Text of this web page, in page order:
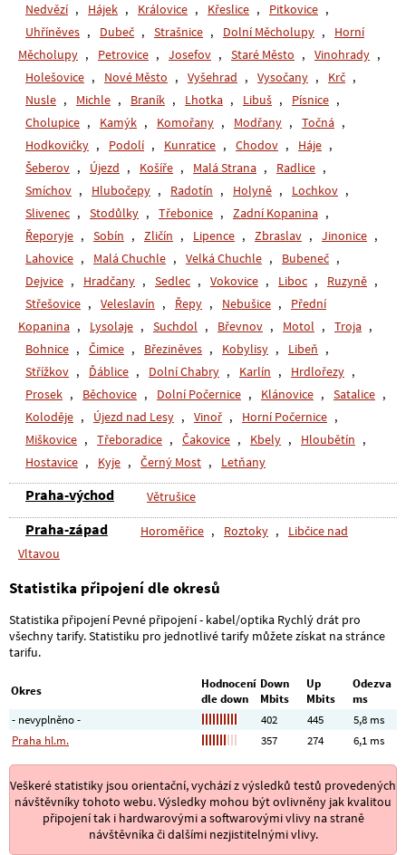
Nedvězí , Hájek , Královice , Křeslice , Pitkovice ,
Uhříněves , Dubeč , Strašnice , Dolní Měcholupy ,
Horní
Měcholupy , Petrovice , Josefov , Staré Město , Vinohrady ,
Holešovice , Nové Město , Vyšehrad , Vysočany , Krč ,
Nusle , Michle , Braník , Lhotka , Libuš , Písnice ,
Cholupice , Kamýk , Komořany , Modřany , Točná ,
Hodkovičky , Podolí , Kunratice , Chodov , Háje ,
Šeberov , Újezd , Košíře , Malá Strana , Radlice ,
Smíchov , Hlubočepy , Radotín , Holyně , Lochkov ,
Slivenec , Stodůlky , Třebonice , Zadní Kopanina ,
Řeporyje , Sobín , Zličín , Lipence , Zbraslav , Jinonice ,
Lahovice , Malá Chuchle , Velká Chuchle , Bubeneč ,
Dejvice , Hradčany , Sedlec , Vokovice , Liboc , Ruzyně ,
Střešovice , Veleslavín , Řepy , Nebušice ,
Přední
Kopanina , Lysolaje , Suchdol , Břevnov , Motol , Troja ,
Bohnice , Čimice , Březiněves , Kobylisy , Libeň ,
Střížkov , Ďáblice , Dolní Chabry , Karlín , Hrdlořezy ,
Prosek , Běchovice , Dolní Počernice , Klánovice , Satalice ,
Koloděje , Újezd nad Lesy , Vinoř , Horní Počernice ,
Miškovice , Třeboradice , Čakovice , Kbely , Hloubětín ,
Hostavice , Kyje , Černý Most , Letňany
Praha-východ Větrušice
Praha-západ Horoměřice , Roztoky ,
Libčice nad
Vltavou
Statistika připojení dle okresů
Statistika připojení Pevné připojení - kabel/optika Rychlý drát pro
všechny tarify. Statistiku pro jednotlivé tarify můžete získat na stránce
tarifu.
Okres
Hodnocení
dle down
Down
Mbits
Up
Mbits
Odezva
ms
- nevyplněno -
402 445
5,8 ms
Praha hl.m.
357 274 6,1 ms
Veškeré statistiky jsou orientační, vychází z výsledků testů provedených
návštěvníky tohoto webu. Výsledky mohou být ovlivněny jak kvalitou
připojení tak i hardwarovými a softwarovými vlivy na straně
návštěvníka či dalšími nezjistitelnými vlivy.